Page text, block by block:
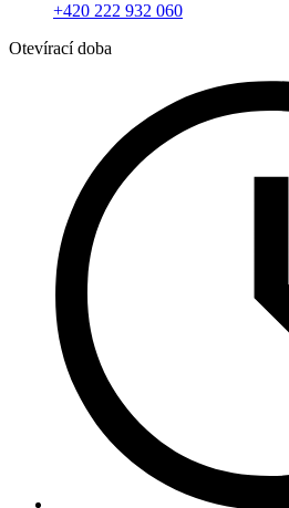
+420 222 932 060
Otevírací doba